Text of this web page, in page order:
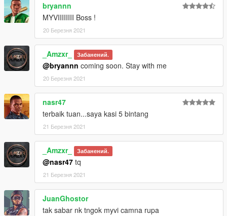
bryannn
MYVIIIIIIII Boss !
20 Березня 2021
_Amzxr_ Забанений.
@bryannn coming soon. Stay with me
20 Березня 2021
nasr47
terbaik tuan...saya kasi 5 bintang
21 Березня 2021
_Amzxr_ Забанений.
@nasr47 tq
21 Березня 2021
JuanGhostor
tak sabar nk tngok myvi camna rupa